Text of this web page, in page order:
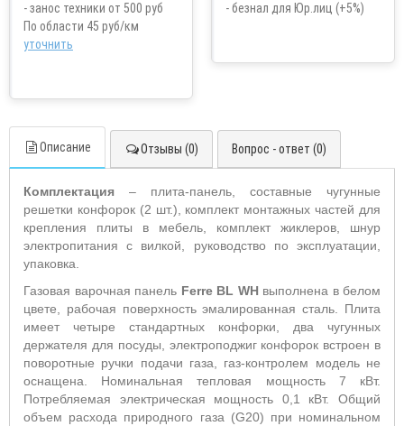
- занос техники от 500 руб
По области 45 руб/км
уточнить
- безнал для Юр.лиц (+5%)
Описание Отзывы (0) Вопрос - ответ (0)
Комплектация – плита-панель, составные чугунные
решетки конфорок (2 шт.), комплект монтажных частей для
крепления плиты в мебель, комплект жиклеров, шнур
электропитания с вилкой, руководство по эксплуатации,
упаковка.
Газовая варочная панель Ferre BL WHвыполнена в белом
цвете, рабочая поверхность эмалированная сталь. Плита
имеет четыре стандартных конфорки, два чугунных
держателя для посуды, электроподжиг конфорок встроен в
поворотные ручки подачи газа, газ-контролем модель не
оснащена. Номинальная тепловая мощность 7 кВт.
Потребляемая электрическая мощность 0,1 кВт. Общий
объем расхода природного газа (G20) при номинальном